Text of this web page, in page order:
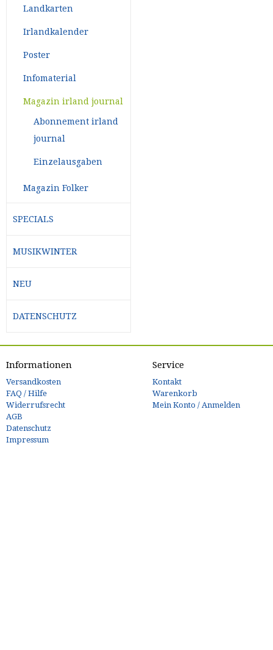
Landkarten
Irlandkalender
Poster
Infomaterial
Magazin irland journal
Abonnement irland
journal
Einzelausgaben
Magazin Folker
SPECIALS
MUSIKWINTER
NEU
DATENSCHUTZ
Informationen
Versandkosten
FAQ / Hilfe
Widerrufsrecht
AGB
Datenschutz
Impressum
Service
Kontakt
Warenkorb
Mein Konto / Anmelden